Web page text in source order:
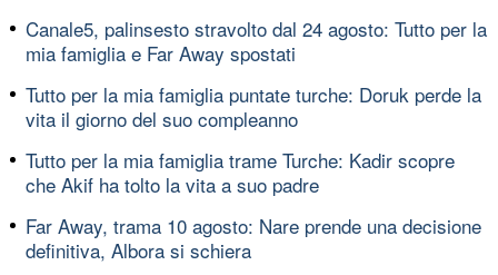
Canale5, palinsesto stravolto dal 24 agosto: Tutto per la
mia famiglia e Far Away spostati
Tutto per la mia famiglia puntate turche: Doruk perde la
vita il giorno del suo compleanno
Tutto per la mia famiglia trame Turche: Kadir scopre
che Akif ha tolto la vita a suo padre
Far Away, trama 10 agosto: Nare prende una decisione
definitiva, Albora si schiera